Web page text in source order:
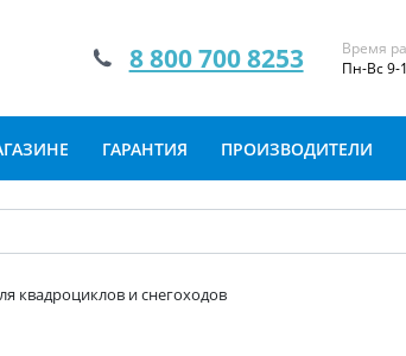
8 800 700 8253
Время
Пн-Вс 9-
ГАРАНТИЯ ПРОИЗВОДИТЕЛИ
квадроциклов и снегоходов